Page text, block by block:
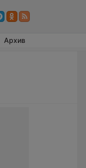
Архив